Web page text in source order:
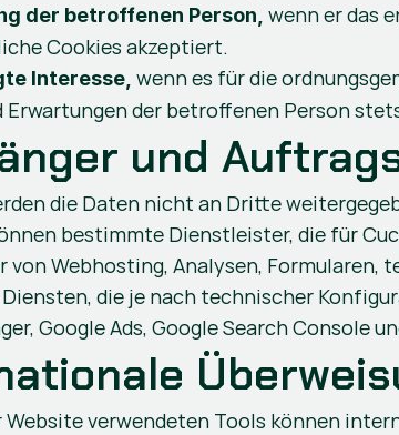
der betroffenen Person, wenn er das
Cookies akzeptiert.
Interesse, wenn es für die
Erwartungen der betroffenen Person
und
die Daten nicht an Dritte
bestimmte Dienstleister, die für
von Webhosting, Analysen, Formularen,
Diensten, die je nach technischer
Google Ads, Google Search Console
Website verwendeten Tools können